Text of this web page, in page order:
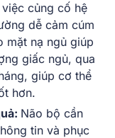
củng cố hệ
dễ cảm cúm
mặt nạ ngủ giúp
giấc ngủ, qua
giúp cơ thể
hơn.
Não bộ cần
tin và phục